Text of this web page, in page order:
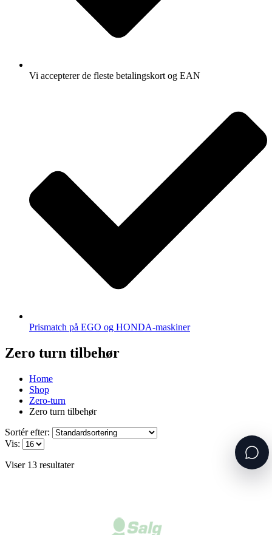
Vi accepterer de fleste betalingskort og EAN
Prismatch på EGO og HONDA-maskiner
Zero turn tilbehør
Home
Shop
Zero-turn
Zero turn tilbehør
Sortér efter:
Vis:
Viser 13 resultater